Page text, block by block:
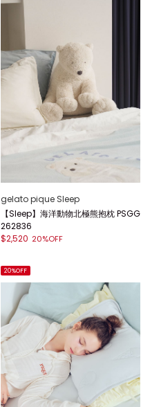
gelato pique Sleep
【Sleep】海洋動物北極熊抱枕 PSGG
262836
$2,520 20%OFF
20%OFF